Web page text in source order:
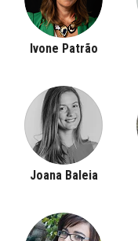
Ivone Patrão
Joana Baleia